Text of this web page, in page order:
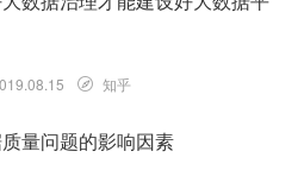
知乎
量问题的影响因素